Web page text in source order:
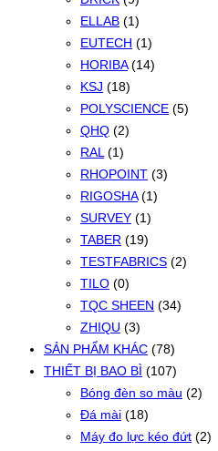
ELLAB (1)
EUTECH (1)
HORIBA (14)
KSJ (18)
POLYSCIENCE (5)
QHQ (2)
RAL (1)
RHOPOINT (3)
RIGOSHA (1)
SURVEY (1)
TABER (19)
TESTFABRICS (2)
TILO (0)
TQC SHEEN (34)
ZHIQU (3)
SẢN PHẨM KHÁC (78)
THIẾT BỊ BAO BÌ (107)
Bóng đèn so màu (2)
Đá mài (18)
Máy đo lực kéo đứt (2)